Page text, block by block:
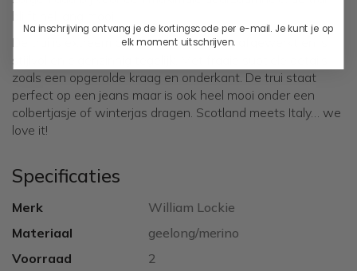
blijft hel lang mooi.
De trui is extreem comfortabel, prachtig afgewerkt en is
stijlvol en eigenzinnig tegelijk. Met fraaie subtiele details
zoals een opgerolde kraag en onderkant. De trui staat
perfect op een jeans maar is ook heel mooi onder een
colbertjasje of winterjas dragen. Scotland meets Italy… we
love it!
Specificaties
Merk
William Lockie
Materiaal
geelong/merino
Voorraad
2
Na inschrijving ontvang je de kortingscode per e-mail. Je kunt je op
elk moment uitschrijven.